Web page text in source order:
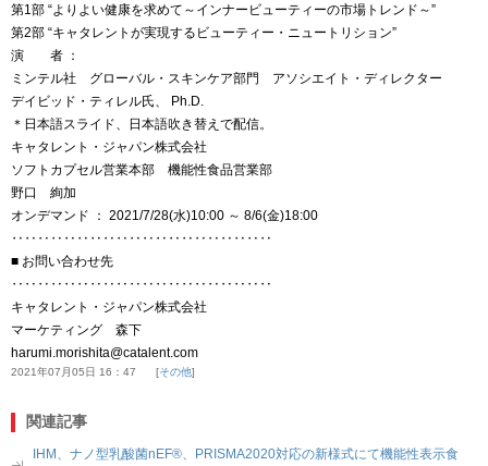
第1部 “よりよい健康を求めて～インナービューティーの市場トレンド～”
第2部 “キャタレントが実現するビューティー・ニュートリション”
演 者 ：
ミンテル社 グローバル・スキンケア部門 アソシエイト・ディレクター
デイビッド・ティレル氏、 Ph.D.
＊日本語スライド、日本語吹き替えで配信。
キャタレント・ジャパン株式会社
ソフトカプセル営業本部 機能性食品営業部
野口 絢加
オンデマンド ： 2021/7/28(水)10:00 ～ 8/6(金)18:00
‥‥‥‥‥‥‥‥‥‥‥‥‥‥‥‥‥‥‥‥
■ お問い合わせ先
‥‥‥‥‥‥‥‥‥‥‥‥‥‥‥‥‥‥‥‥
キャタレント・ジャパン株式会社
マーケティング 森下
harumi.morishita@catalent.com
2021年07月05日 16：47 その他
関連記事
IHM、ナノ型乳酸菌nEF®、PRISMA2020対応の新様式にて機能性表示食